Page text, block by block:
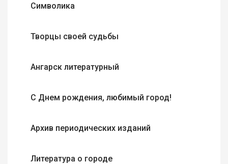
Символика
Творцы своей судьбы
Ангарск литературный
С Днем рождения, любимый город!
Архив периодических изданий
Литература о городе